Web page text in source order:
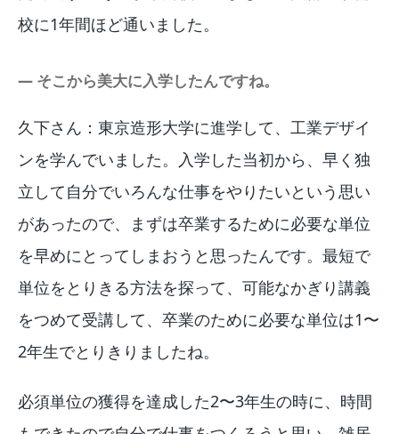
校に1年間ほど通いました。
― そこから美大に入学したんですね。
久下さん：東京造形大学に進学して、工業デザイ
ンを学んでいました。入学した当初から、早く独
立して自分でいろんな仕事をやりたいという思い
があったので、まずは卒業するために必要な単位
を早めにとってしまおうと思ったんです。最短で
単位をとりきる方法を探って、可能なかぎり講義
をつめて受講して、卒業のために必要な単位は1〜
2年生でとりきりましたね。
必須単位の獲得を達成した2〜3年生の時に、時間